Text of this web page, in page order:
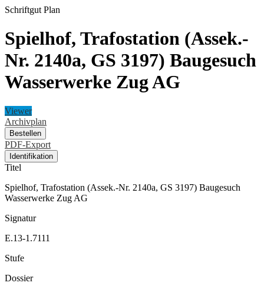
Schriftgut Plan
Spielhof, Trafostation (Assek.-
Nr. 2140a, GS 3197) Baugesuch
Wasserwerke Zug AG
Viewer
Archivplan
Bestellen
PDF-Export
Identifikation
Titel
Spielhof, Trafostation (Assek.-Nr. 2140a, GS 3197) Baugesuch
Wasserwerke Zug AG
Signatur
E.13-1.7111
Stufe
Dossier